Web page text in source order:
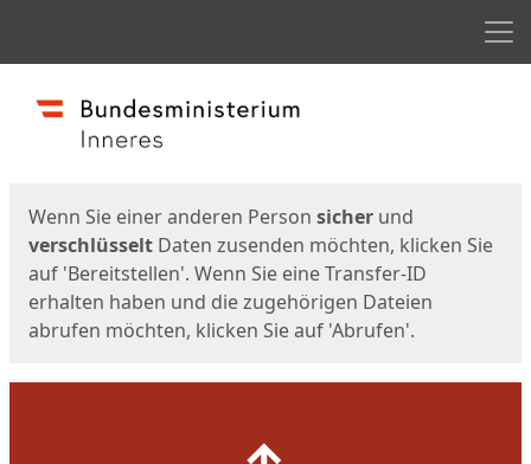
Start
Wenn Sie einer anderen Person sicher und
verschlüsselt Daten zusenden möchten, klicken Sie
auf 'Bereitstellen'. Wenn Sie eine Transfer-ID
erhalten haben und die zugehörigen Dateien
abrufen möchten, klicken Sie auf 'Abrufen'.